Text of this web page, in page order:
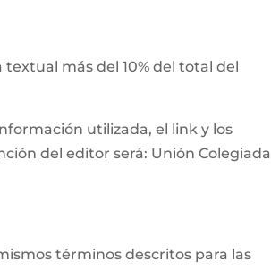
más del 10% del total del
utilizada, el link y los
del editor será: Unión Colegiada
términos descritos para las